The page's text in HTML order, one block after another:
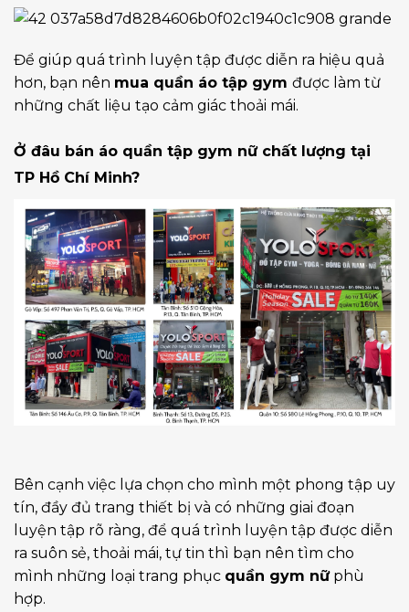
Để giúp quá trình luyện tập được diễn ra hiệu quả
hơn, bạn nên mua quần áo tập gym được làm từ
những chất liệu tạo cảm giác thoải mái.
Ở đâu bán áo quần tập gym nữ chất lượng tại
TP Hồ Chí Minh?
Bên cạnh việc lựa chọn cho mình một phong tập uy
tín, đầy đủ trang thiết bị và có những giai đoạn
luyện tập rõ ràng, để quá trình luyện tập được diễn
ra suôn sẻ, thoải mái, tự tin thì bạn nên tìm cho
mình những loại trang phục quần gym nữphù
hợp.